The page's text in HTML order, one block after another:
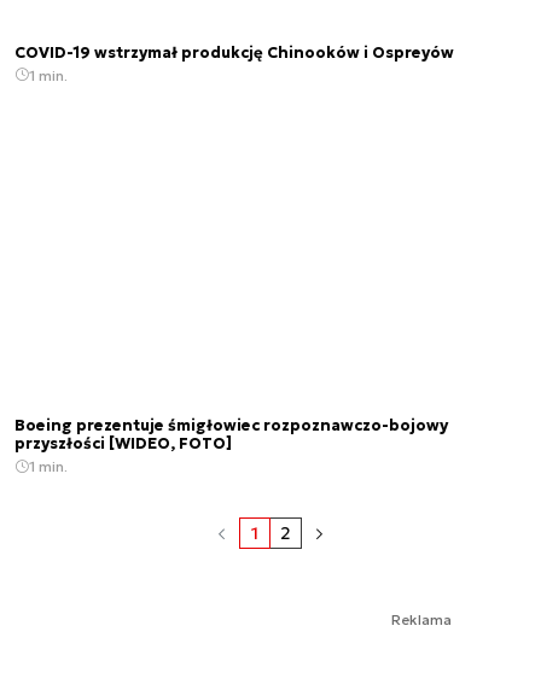
COVID-19 wstrzymał produkcję Chinooków i Ospreyów
1 min.
Boeing prezentuje śmigłowiec rozpoznawczo-bojowy
przyszłości [WIDEO, FOTO]
1 min.
1 2
Reklama